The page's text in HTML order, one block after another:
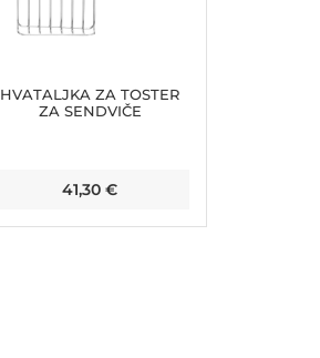
HVATALJKA ZA TOSTER
ZA SENDVIČE
41,30 €